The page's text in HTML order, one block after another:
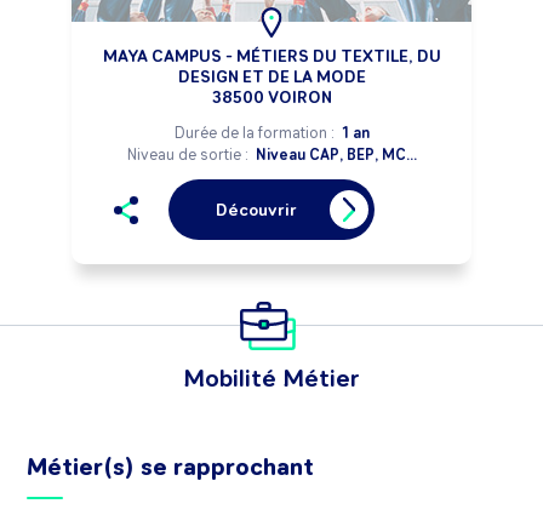
MAYA CAMPUS - MÉTIERS DU TEXTILE, DU
DESIGN ET DE LA MODE
38500 VOIRON
Durée de la formation : 1 an
Niveau de sortie : Niveau CAP, BEP, MC...
Découvrir
Mobilité Métier
Métier(s) se rapprochant